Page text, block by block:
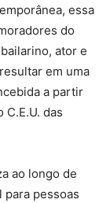
essa
do
ator e
em uma
a partir
das
ao longo de
para pessoas